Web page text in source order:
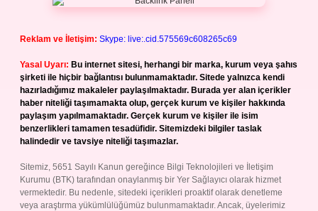
Reklam ve İletişim: Skype: live:.cid.575569c608265c69
Yasal Uyarı: Bu internet sitesi, herhangi bir marka, kurum veya şahıs
şirketi ile hiçbir bağlantısı bulunmamaktadır. Sitede yalnızca kendi
hazırladığımız makaleler paylaşılmaktadır. Burada yer alan içerikler
haber niteliği taşımamakta olup, gerçek kurum ve kişiler hakkında
paylaşım yapılmamaktadır. Gerçek kurum ve kişiler ile isim
benzerlikleri tamamen tesadüfidir. Sitemizdeki bilgiler taslak
halindedir ve tavsiye niteliği taşımazlar.
Sitemiz, 5651 Sayılı Kanun gereğince Bilgi Teknolojileri ve İletişim
Kurumu (BTK) tarafından onaylanmış bir Yer Sağlayıcı olarak hizmet
vermektedir. Bu nedenle, sitedeki içerikleri proaktif olarak denetleme
veya araştırma yükümlülüğümüz bulunmamaktadır. Ancak, üyelerimiz